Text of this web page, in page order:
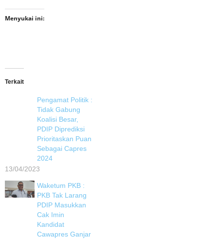
Menyukai ini:
Terkait
Pengamat Politik :
Tidak Gabung
Koalisi Besar,
PDIP Diprediksi
Prioritaskan Puan
Sebagai Capres
2024
13/04/2023
Waketum PKB :
PKB Tak Larang
PDIP Masukkan
Cak Imin
Kandidat
Cawapres Ganjar